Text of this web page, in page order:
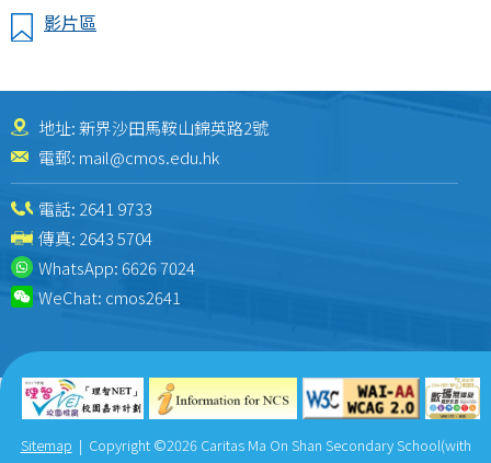
影片區
地址: 新界沙田馬鞍山錦英路2號
電郵: mail@cmos.edu.hk
電話: 2641 9733
傳真: 2643 5704
WhatsApp:6626 7024
WeChat: cmos2641
Sitemap | Copyright ©2026 Caritas Ma On Shan Secondary School(with